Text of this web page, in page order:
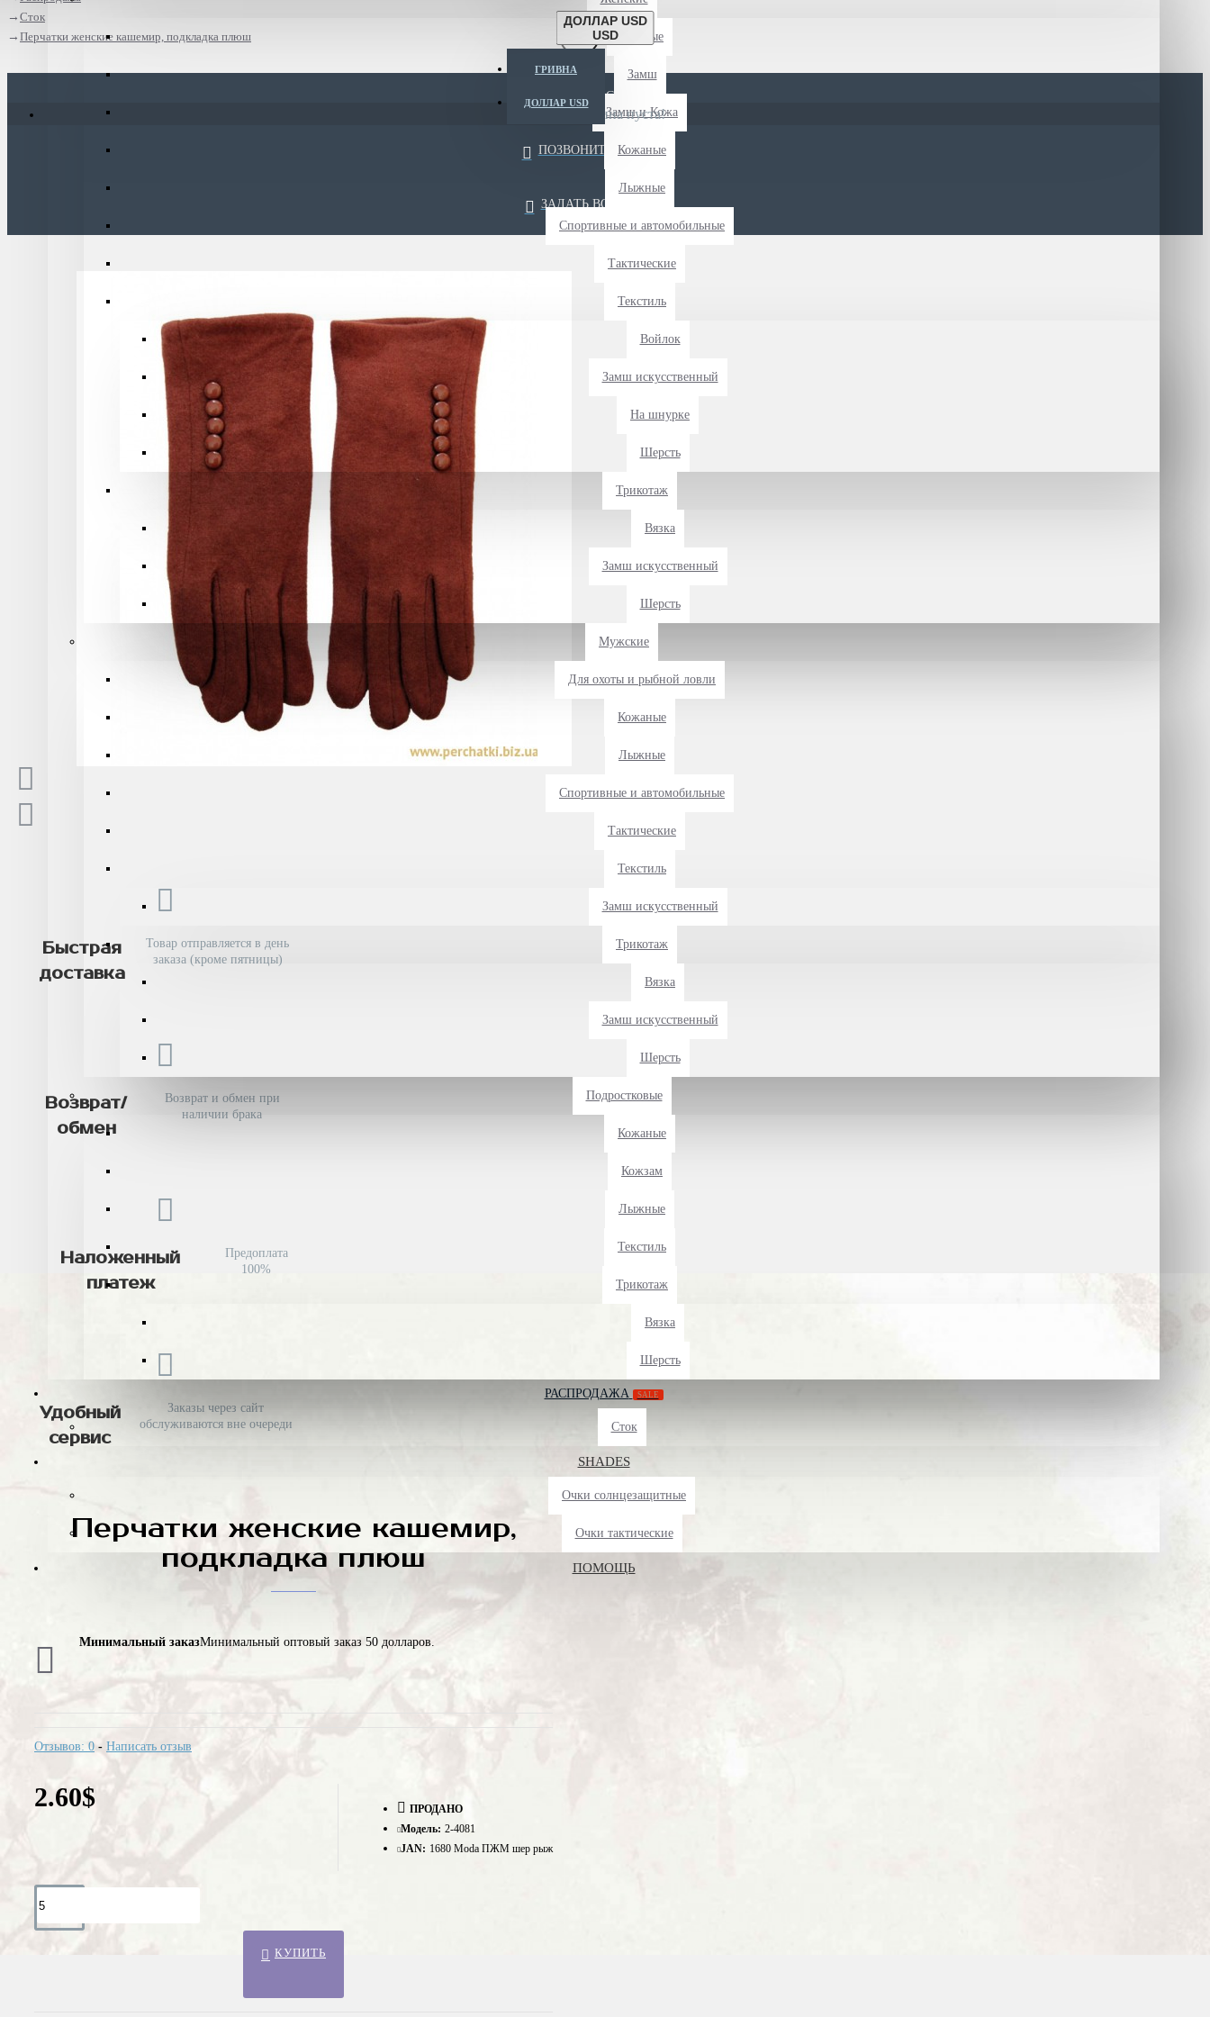
ДОЛЛАР USD
USD
ГРИВНА
ДОЛЛАР USD
Длиные
Замш
Замш и Кожа
Кожаные
Лыжные
Спортивные и автомобильные
Тактические
Текстиль
Войлок
Замш искусственный
На шнурке
Шерсть
Трикотаж
Вязка
Замш искусственный
Шерсть
Мужские
Для охоты и рыбной ловли
Кожаные
Лыжные
Спортивные и автомобильные
Тактические
Текстиль
Замш искусственный
Трикотаж
Вязка
Замш искусственный
Шерсть
Подростковые
Кожаные
Кожзам
Лыжные
Текстиль
Трикотаж
Вязка
Шерсть
РАСПРОДАЖА SALE
Сток
SHADES
Очки солнцезащитные
Очки тактические
ПОМОЩЬ
Ваша корзина пуста!
Сток
Перчатки женские кашемир, подкладка плюш
БЫСТРАЯ ДОСТАВКА
ПОЗВОНИТЬ НАМ
ЗАДАТЬ ВОПРОС
Быстрая
доставка
Товар отправляется в день
заказа (кроме пятницы)
Возврат/
обмен
Возврат и обмен при
наличии брака
Наложенный
платеж
Предоплата
100%
Удобный
сервис
Заказы через сайт
обслуживаются вне очереди
Перчатки женские кашемир,
подкладка плюш
Минимальный заказМинимальный оптовый заказ 50 долларов.
Отзывов: 0 - Написать отзыв
2.60$
ПРОДАНО
Модель: 2-4081
JAN: 1680 Moda ПЖМ шер рыж
КУПИТЬ